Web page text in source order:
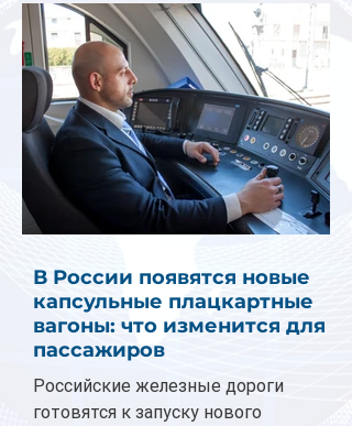
В России появятся новые
капсульные плацкартные
вагоны: что изменится для
пассажиров
Российские железные дороги
готовятся к запуску нового